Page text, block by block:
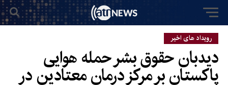
رویداد های اخیر
دیدبان حقوق بشر حمله هوایی
پاکستان بر مرکز درمان معتادین در